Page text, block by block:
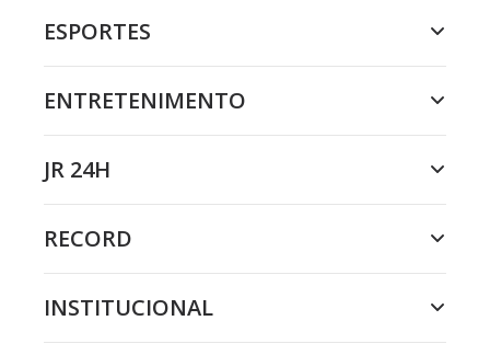
ESPORTES
ENTRETENIMENTO
JR 24H
RECORD
INSTITUCIONAL